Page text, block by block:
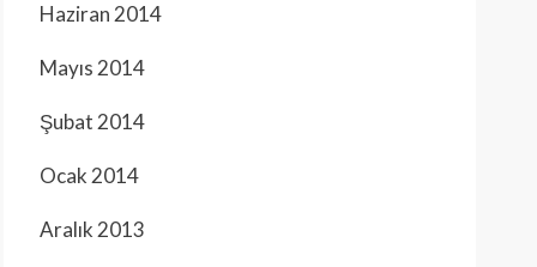
Haziran 2014
Mayıs 2014
Şubat 2014
Ocak 2014
Aralık 2013